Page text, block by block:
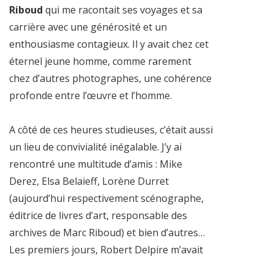
Riboud qui me racontait ses voyages et sa
carrière avec une générosité et un
enthousiasme contagieux. Il y avait chez cet
éternel jeune homme, comme rarement
chez d’autres photographes, une cohérence
profonde entre l’œuvre et l’homme.
A côté de ces heures studieuses, c’était aussi
un lieu de convivialité inégalable. J’y ai
rencontré une multitude d’amis : Mike
Derez, Elsa Belaieff, Lorène Durret
(aujourd’hui respectivement scénographe,
éditrice de livres d’art, responsable des
archives de Marc Riboud) et bien d’autres…
Les premiers jours, Robert Delpire m’avait